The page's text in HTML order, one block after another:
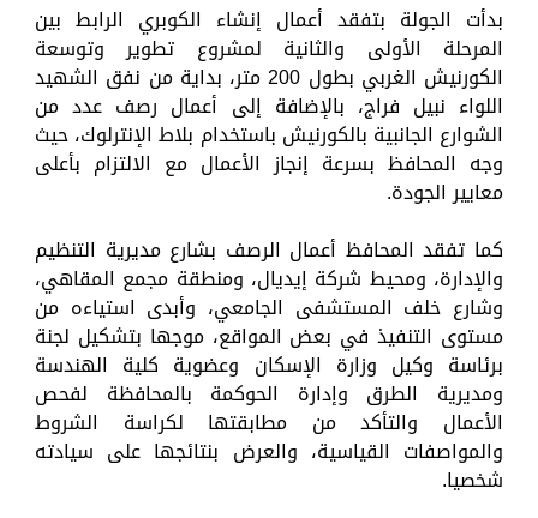
بدأت الجولة بتفقد أعمال إنشاء الكوبري الرابط بين
المرحلة الأولى والثانية لمشروع تطوير وتوسعة
الكورنيش الغربي بطول 200 متر، بداية من نفق الشهيد
اللواء نبيل فراج، بالإضافة إلى أعمال رصف عدد من
الشوارع الجانبية بالكورنيش باستخدام بلاط الإنترلوك، حيث
وجه المحافظ بسرعة إنجاز الأعمال مع الالتزام بأعلى
معايير الجودة.
كما تفقد المحافظ أعمال الرصف بشارع مديرية التنظيم
والإدارة، ومحيط شركة إيديال، ومنطقة مجمع المقاهي،
وشارع خلف المستشفى الجامعي، وأبدى استياءه من
مستوى التنفيذ في بعض المواقع، موجها بتشكيل لجنة
برئاسة وكيل وزارة الإسكان وعضوية كلية الهندسة
ومديرية الطرق وإدارة الحوكمة بالمحافظة لفحص
الأعمال والتأكد من مطابقتها لكراسة الشروط
والمواصفات القياسية، والعرض بنتائجها على سيادته
شخصيا.